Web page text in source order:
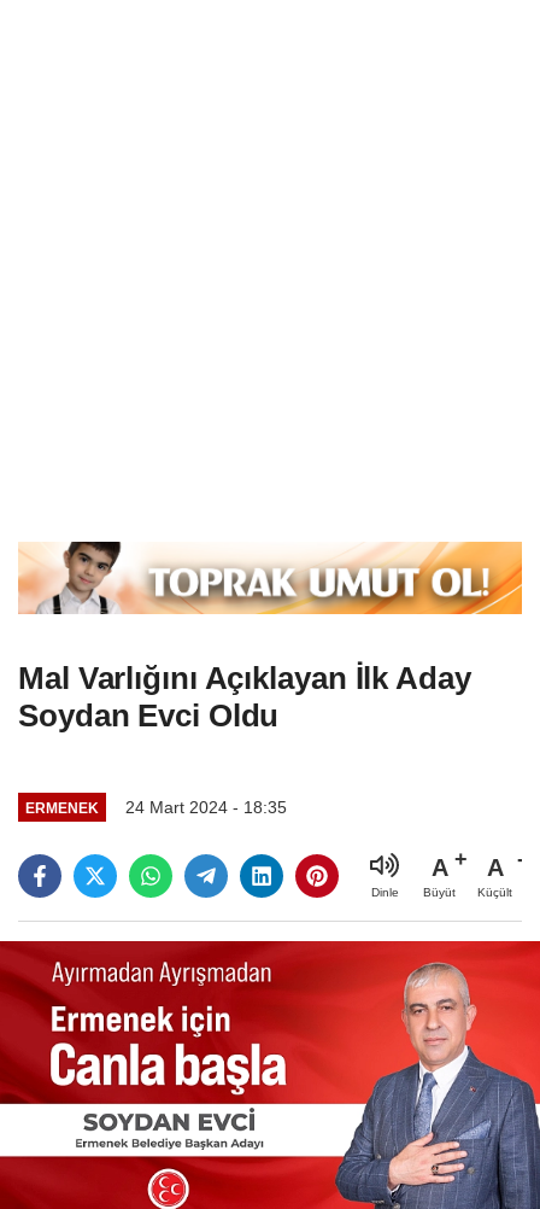
Mal Varlığını Açıklayan İlk Aday
Soydan Evci Oldu
ERMENEK 24 Mart 2024 - 18:35
Dinle
A
Büyüt
A
Küçült